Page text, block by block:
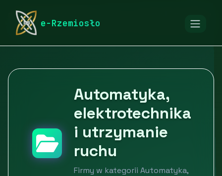
e-Rzemiosło
rymarstwo-poznan.pl
Automatyka, elektrotechnika i utrzymanie ruchu
Automatyka,
elektrotechnika
i utrzymanie
ruchu
Firmy w kategorii Automatyka,